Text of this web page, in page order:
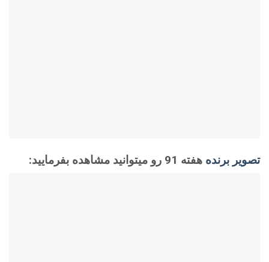
تصویر برنده هفته 91 رو میتوانید مشاهده بفرمایید: